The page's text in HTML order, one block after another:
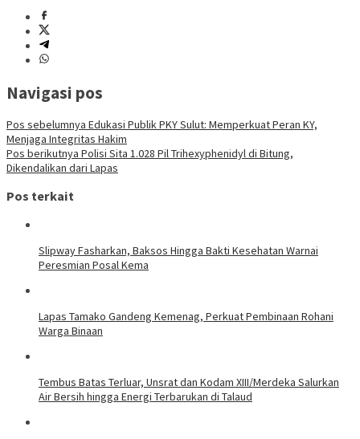
Navigasi pos
Pos sebelumnya Edukasi Publik PKY Sulut: Memperkuat Peran KY,
Menjaga Integritas Hakim
Pos berikutnya Polisi Sita 1.028 Pil Trihexyphenidyl di Bitung,
Dikendalikan dari Lapas
Pos terkait
Slipway Fasharkan, Baksos Hingga Bakti Kesehatan Warnai
Peresmian Posal Kema
Lapas Tamako Gandeng Kemenag, Perkuat Pembinaan Rohani
Warga Binaan
Tembus Batas Terluar, Unsrat dan Kodam XIII/Merdeka Salurkan
Air Bersih hingga Energi Terbarukan di Talaud